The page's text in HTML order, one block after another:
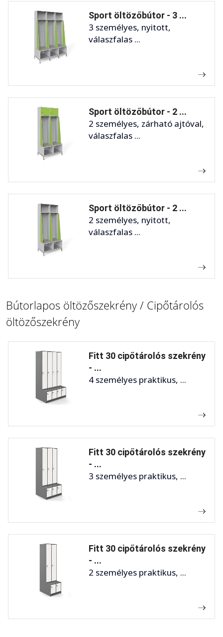
Sport öltözőbútor - 3 ...
3 személyes, nyitott,
válaszfalas ...
Sport öltözőbútor - 2 ...
2 személyes, zárható ajtóval,
válaszfalas ...
Sport öltözőbútor - 2 ...
2 személyes, nyitott,
válaszfalas ...
Bútorlapos öltözőszekrény / Cipőtárolós
öltözőszekrény
Fitt 30 cipőtárolós szekrény
- ...
4 személyes praktikus, ...
Fitt 30 cipőtárolós szekrény
- ...
3 személyes praktikus, ...
Fitt 30 cipőtárolós szekrény
- ...
2 személyes praktikus, ...